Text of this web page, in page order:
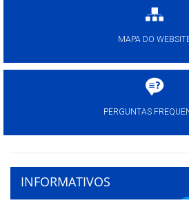
MAPA DO
PERGUNTAS
INFORMATIVOS